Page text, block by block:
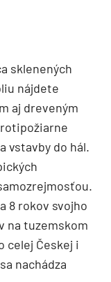
sklenených
nájdete
aj dreveným
vstavby do hál.
8 rokov svojho
na tuzemskom
celej Českej i
nachádza